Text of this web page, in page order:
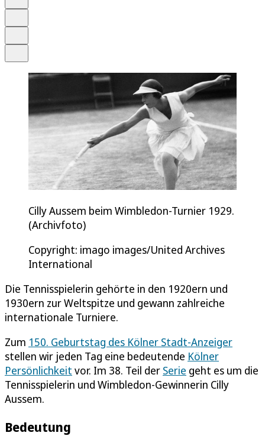
Cilly Aussem beim Wimbledon-Turnier 1929.
(Archivfoto)
Copyright: imago images/United Archives
International
Die Tennisspielerin gehörte in den 1920ern und
1930ern zur Weltspitze und gewann zahlreiche
internationale Turniere.
Zum 150. Geburtstag des Kölner Stadt-Anzeiger
stellen wir jeden Tag eine bedeutende Kölner
Persönlichkeit vor. Im 38. Teil der Serie geht es um die
Tennisspielerin und Wimbledon-Gewinnerin Cilly
Aussem.
Bedeutung